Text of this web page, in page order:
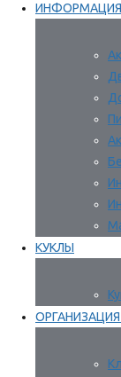
ИНФОРМАЦИЯ
КУКЛЫ